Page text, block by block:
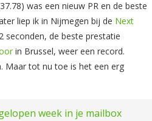
was een nieuw PR en de beste
liep ik in Nijmegen bij de Next
seconden, de beste prestatie
in Brussel, weer een record.
Maar tot nu toe is het een erg
week in je mailbox